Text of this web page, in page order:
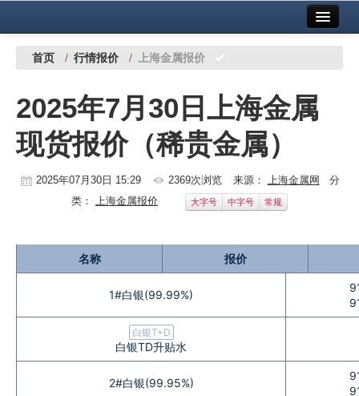
中国有色金属报社主办 广告服务
铜镍铅锌
铝
稀有稀土
科技
首页 / 行情报价 / 上海金属报价
2025年7月30日上海金属
现货报价（稀贵金属）
2025年07月30日 15:29 2369次浏览 来源： 上海金属网 分
类： 上海金属报价 大字号 中字号 常规
名称 报价
1#白银(99.99%)
白银T+D
白银TD升贴水
2#白银(99.95%)